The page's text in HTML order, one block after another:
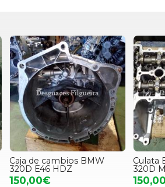
Caja de cambios BMW
320D E46 HDZ
150,00€
Culata
320D